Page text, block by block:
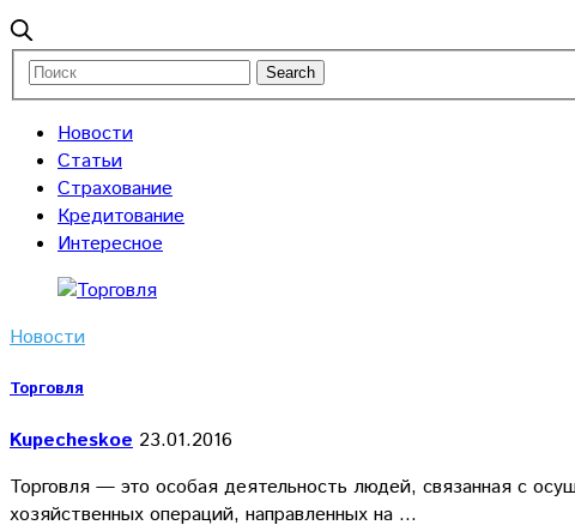
Новости
Статьи
Страхование
Кредитование
Интересное
Новости
Торговля
Kupecheskoe 23.01.2016
Торговля — это особая деятельность людей, связанная с
хозяйственных операций, направленных на …